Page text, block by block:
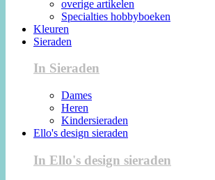
overige artikelen
Specialties hobbyboeken
Kleuren
Sieraden
In Sieraden
Dames
Heren
Kindersieraden
Ello's design sieraden
In Ello's design sieraden